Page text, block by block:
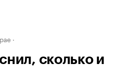
сколько и